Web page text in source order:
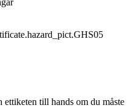
till hands om du måste